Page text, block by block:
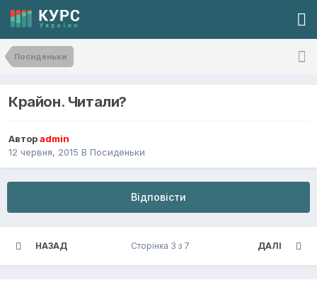
Посиденьки
Крайон. Читали?
Авторadmin
12 червня, 2015 В Посиденьки
Відповісти
НАЗАД ДАЛІ
Сторінка 3 з 7